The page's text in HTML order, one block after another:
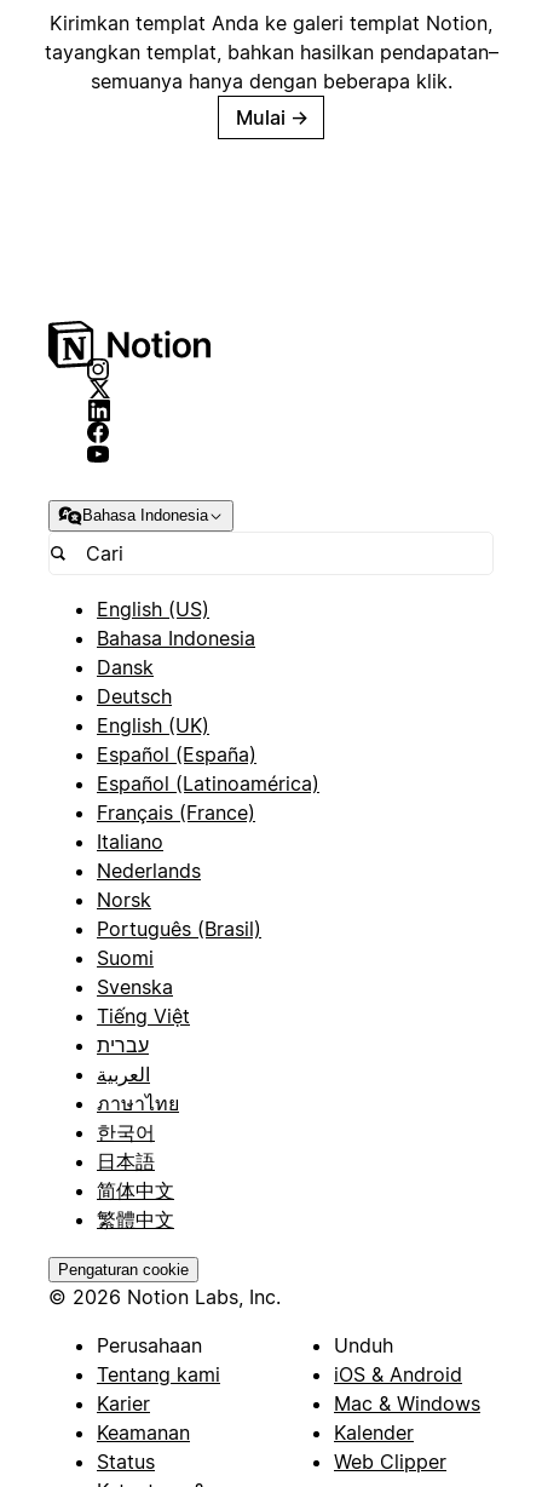
Kirimkan templat Anda ke galeri templat Notion,
tayangkan templat, bahkan hasilkan pendapatan–
semuanya hanya dengan beberapa klik.
Mulai →
Bahasa Indonesia
English (US)
Bahasa Indonesia
Dansk
Deutsch
English (UK)
Español (España)
Español (Latinoamérica)
Français (France)
Italiano
Nederlands
Norsk
Português (Brasil)
Suomi
Svenska
Tiếng Việt
עברית
العربية
ภาษาไทย
한국어
日本語
简体中文
繁體中文
Pengaturan cookie
© 2026 Notion Labs, Inc.
Perusahaan
Tentang kami
Karier
Keamanan
Status
Unduh
iOS & Android
Mac & Windows
Kalender
Web Clipper